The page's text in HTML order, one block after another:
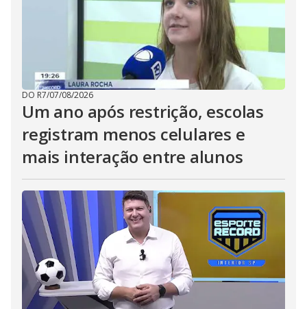
DO R7/07/08/2026
Um ano após restrição, escolas
registram menos celulares e
mais interação entre alunos